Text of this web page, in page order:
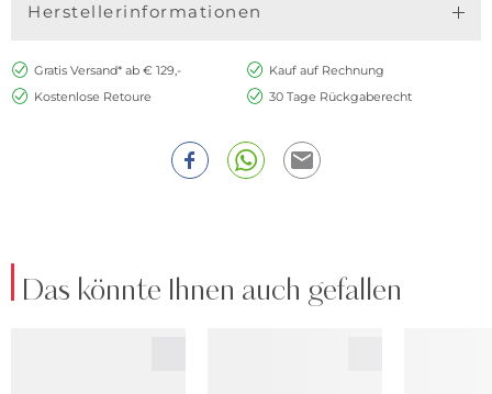
Herstellerinformationen
Gratis Versand* ab € 129,-
Kauf auf Rechnung
Kostenlose Retoure
30 Tage Rückgaberecht
Das könnte Ihnen auch gefallen